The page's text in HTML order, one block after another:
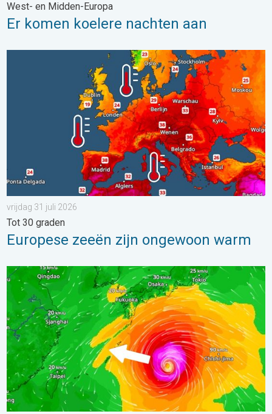
West- en Midden-Europa
Er komen koelere nachten aan
Europese zeeën zijn ongewoon warm. Tot 30 graden. . .
vrijdag 31 juli 2026
Tot 30 graden
Europese zeeën zijn ongewoon warm
Tyfoon Dolphin op weg naar Japan. Veel regen en wind. . .